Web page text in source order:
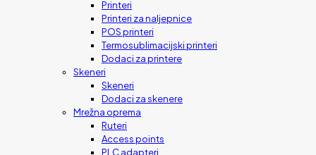
Printeri
Printeri za naljepnice
POS printeri
Termosublimacijski printeri
Dodaci za printere
Skeneri
Skeneri
Dodaci za skenere
Mrežna oprema
Ruteri
Access points
PLC adapteri